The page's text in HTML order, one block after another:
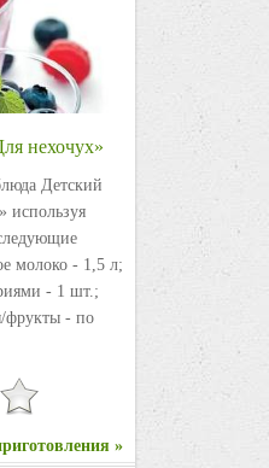
нехочух»
Детский
используя
молоко - 1,5 л;
- 1 шт.;
фрукты - по
»